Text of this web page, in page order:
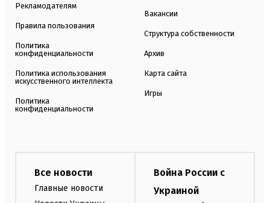
Рекламодателям
Правила пользования
Политика
конфиденциальности
Политика использования
искусственного интеллекта
Политика
конфиденциальности
Вакансии
Структура собственности
Архив
Карта сайта
Игры
Все новости
Главные новости
Война России с
Украиной